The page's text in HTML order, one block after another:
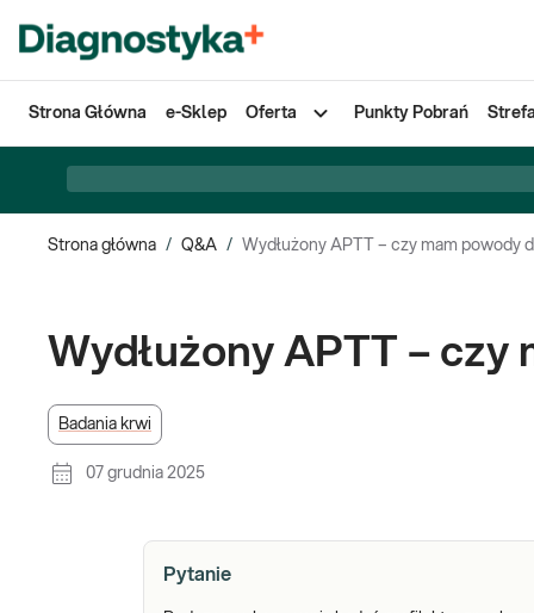
Strona Główna e-Sklep Oferta Punkty Pobrań
Strona główna / Q&A / Wydłużony APTT – czy mam powody
Wydłużony APTT –
Badania krwi
07 grudnia 2025
Pytanie